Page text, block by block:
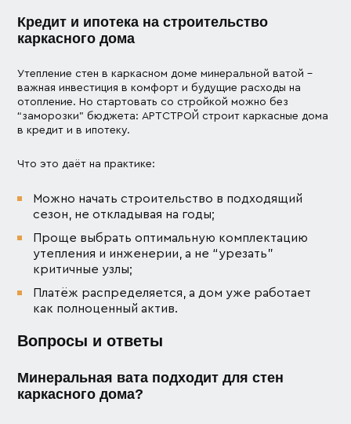
Кредит и ипотека на строительство
каркасного дома
Утепление стен в каркасном доме минеральной ватой –
важная инвестиция в комфорт и будущие расходы на
отопление. Но стартовать со стройкой можно без
“заморозки” бюджета: АРТСТРОЙ строит каркасные дома
в кредит и в ипотеку.
Что это даёт на практике:
Можно начать строительство в подходящий
сезон, не откладывая на годы;
Проще выбрать оптимальную комплектацию
утепления и инженерии, а не “урезать”
критичные узлы;
Платёж распределяется, а дом уже работает
как полноценный актив.
Вопросы и ответы
Минеральная вата подходит для стен
каркасного дома?